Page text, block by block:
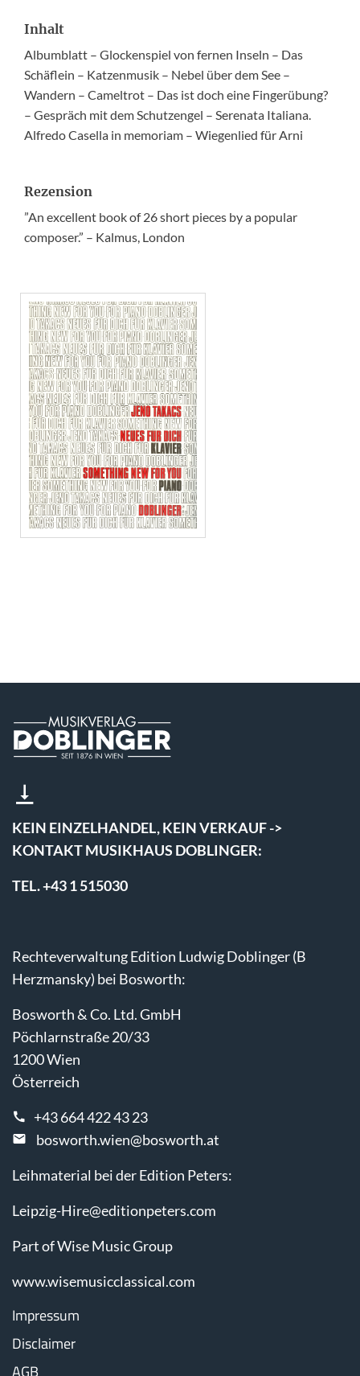
Inhalt
Albumblatt – Glockenspiel von fernen Inseln – Das
Schäflein – Katzenmusik – Nebel über dem See –
Wandern – Cameltrot – Das ist doch eine Fingerübung?
– Gespräch mit dem Schutzengel – Serenata Italiana.
Alfredo Casella in memoriam – Wiegenlied für Arni
Rezension
”An excellent book of 26 short pieces by a popular
composer.” – Kalmus, London
KEIN EINZELHANDEL, KEIN VERKAUF ->
KONTAKT MUSIKHAUS DOBLINGER:
TEL. +43 1 515030
Rechteverwaltung Edition Ludwig Doblinger (B
Herzmansky) bei Bosworth:
Bosworth & Co. Ltd. GmbH
Pöchlarnstraße 20/33
1200 Wien
Österreich
+43 664 422 43 23
bosworth.wien@bosworth.at
Leihmaterial bei der Edition Peters:
Leipzig-Hire@editionpeters.com
Part of Wise Music Group
www.wisemusicclassical.com
Impressum
Disclaimer